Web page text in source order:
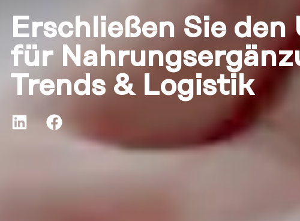
Erschließen Sie
für
Trends & Logistik